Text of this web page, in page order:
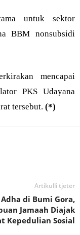
untuk sektor
BBM nonsubsidi
mencapai
PKS Udayana
tersebut. (*)
Artikulli tjetër
di Bumi Gora,
Jamaah Diajak
Kepedulian Sosial